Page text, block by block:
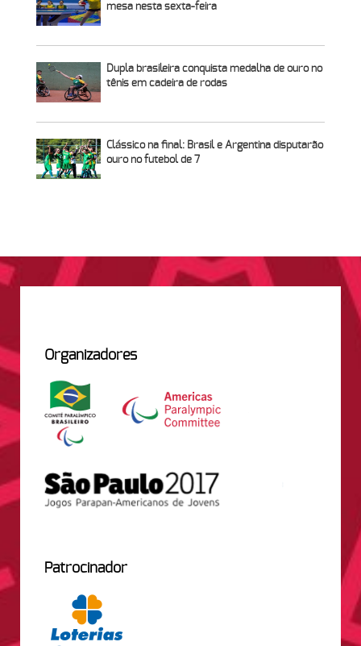
mesa nesta sexta-feira
Dupla brasileira conquista medalha de ouro no
tênis em cadeira de rodas
Clássico na final: Brasil e Argentina disputarão
ouro no futebol de 7
Organizadores
Patrocinador